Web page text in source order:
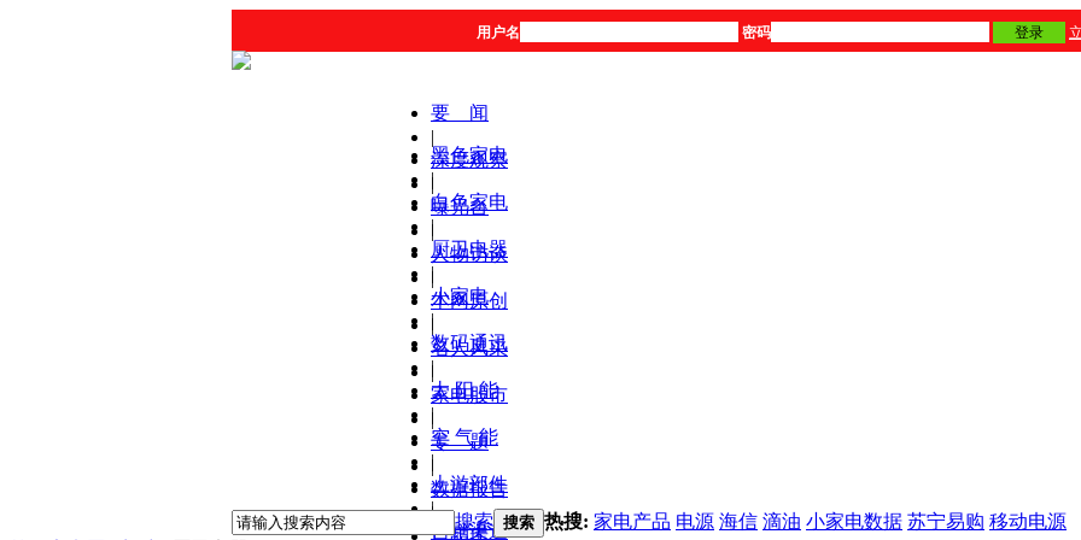
用户名 密码 登录
要 闻
|
深度观察
|
曝光台
|
人物访谈
|
本网原创
|
名人风采
|
家电股市
|
专 题
|
数据报告
|
产品库
黑色家电
|
白色家电
|
厨卫电器
|
小家电
|
数码通讯
|
太 阳 能
|
空 气 能
|
上游部件
|
营销渠道
搜索 搜索 热搜: 家电产品 电源 海信 滴油 小家电数据 苏宁易购 移动电源